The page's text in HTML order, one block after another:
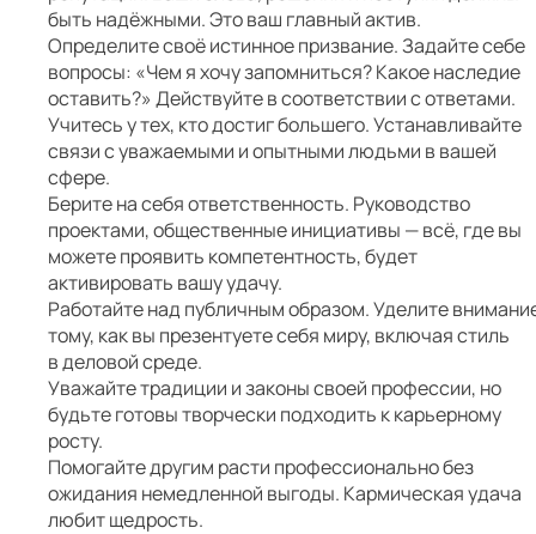
быть надёжными. Это ваш главный актив.
Определите своё истинное призвание. Задайте себе
вопросы: «Чем я хочу запомниться? Какое наследие
оставить?» Действуйте в соответствии с ответами.
Учитесь у тех, кто достиг большего. Устанавливайте
связи с уважаемыми и опытными людьми в вашей
сфере.
Берите на себя ответственность. Руководство
проектами, общественные инициативы — всё, где вы
можете проявить компетентность, будет
активировать вашу удачу.
Работайте над публичным образом. Уделите
тому, как вы презентуете себя миру, включая стиль
в деловой среде.
Уважайте традиции и законы своей профессии, но
будьте готовы творчески подходить к карьерному
росту.
Помогайте другим расти профессионально без
ожидания немедленной выгоды. Кармическая удача
любит щедрость.